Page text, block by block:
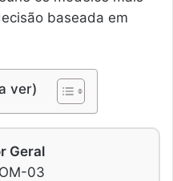
baseada em
ver)
Geral
03